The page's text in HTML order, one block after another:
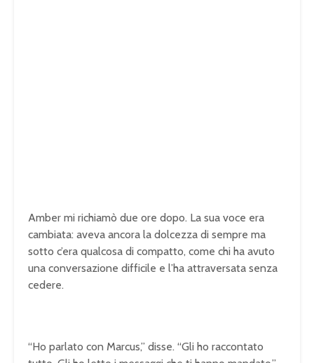
Amber mi richiamò due ore dopo. La sua voce era
cambiata: aveva ancora la dolcezza di sempre ma
sotto c’era qualcosa di compatto, come chi ha avuto
una conversazione difficile e l’ha attraversata senza
cedere.
“Ho parlato con Marcus,” disse. “Gli ho raccontato